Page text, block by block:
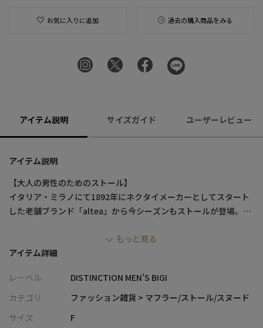
お気に入りに追加 過去の購入商品をみる
アイテム説明 サイズガイド ユーザーレビュー
アイテム説明
【大人の男性のためのストール】
イタリア・ミラノにて1892年にネクタイメーカーとしてスタート
した老舗ブランド「altea」から今シーズンもストールが登場。
ソフトな肌触りでチクチク感は無く着用感が非常に優れていま
巻いた時のボリューム感も丁度良くコーディネートに取り入れや
すい。
す。
もっと見る
アイテム詳細
レーベル
DISTINCTION MEN'S BIGI
カテゴリ
ファッション雑貨 > マフラー/ストール/スヌード
サイズ
F